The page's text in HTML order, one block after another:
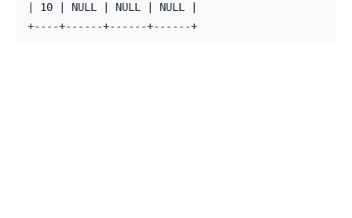
| 10 | NULL | NULL | NULL |
+----+------+------+------+